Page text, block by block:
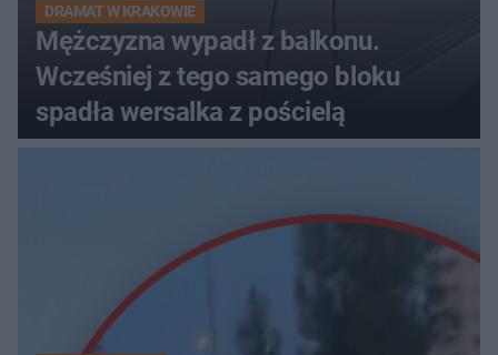
DRAMAT W KRAKOWIE
Mężczyzna wypadł z balkonu.
Wcześniej z tego samego bloku
spadła wersalka z pościelą